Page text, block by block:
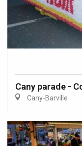
Cany parade -
Cany-Barville